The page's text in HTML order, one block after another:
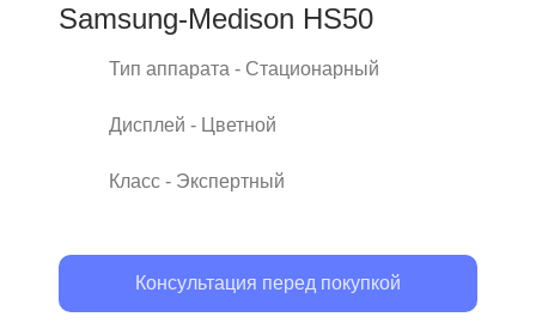
Samsung-Medison HS50
Тип аппарата - Стационарный
Дисплей - Цветной
Класс - Экспертный
Консультация перед покупкой